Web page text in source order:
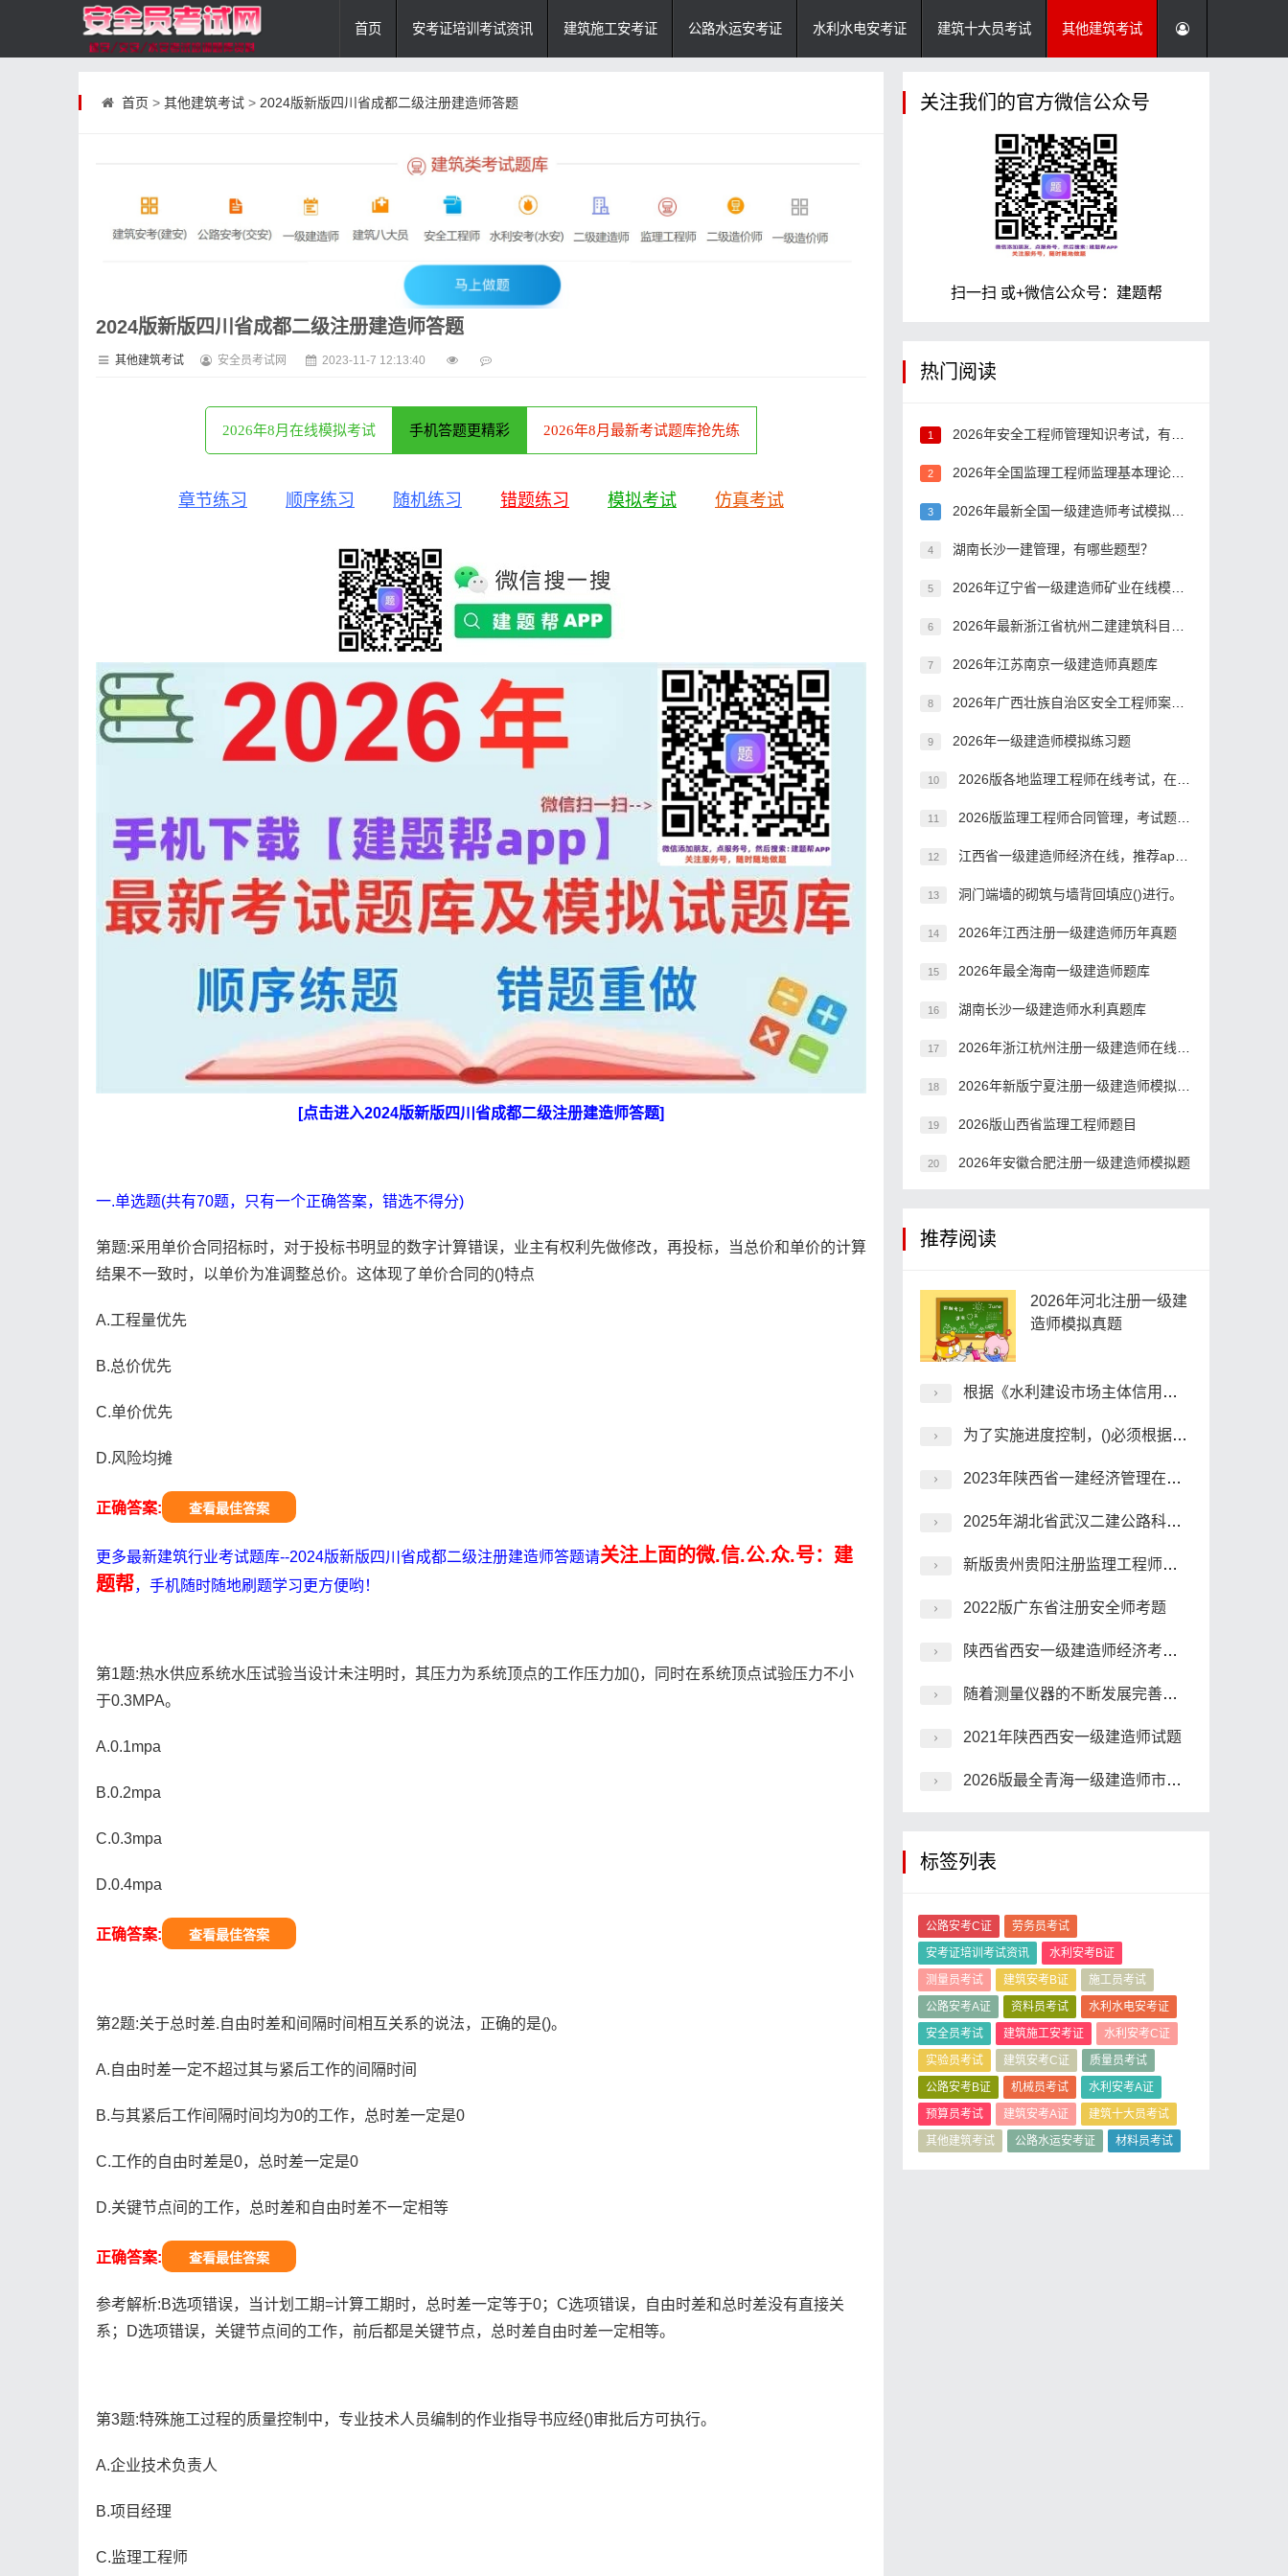
首页 安考证培训考试资讯 建筑施工安考证 公路水运安考证 水利水电安考证 建筑十大员考试 其他建筑考试
首页 > 其他建筑考试> 2024版新版四川省成都二级注册建造师答题
2024版新版四川省成都二级注册建造师答题
其他建筑考试 安全员考试网 2023-11-7 12:13:40
2026年8月在线模拟考试 手机答题更精彩 2026年8月最新考试题库抢先练
章节练习 顺序练习 随机练习 错题练习 模拟考试 仿真考试
[点击进入2024版新版四川省成都二级注册建造师答题]
一.单选题(共有70题，只有一个正确答案，错选不得分)
第题:采用单价合同招标时，对于投标书明显的数字计算错误，业主有权利先做修改，再投标，当总价和单价的计算
结果不一致时，以单价为准调整总价。这体现了单价合同的()特点
A.工程量优先
B.总价优先
C.单价优先
D.风险均摊
正确答案: 查看最佳答案
更多最新建筑行业考试题库--2024版新版四川省成都二级注册建造师答题请关注上面的微.信.公.众.号：建
题帮，手机随时随地刷题学习更方便哟！
第1题:热水供应系统水压试验当设计未注明时，其压力为系统顶点的工作压力加()，同时在系统顶点试验压力不小
于0.3MPA。
A.0.1mpa
B.0.2mpa
C.0.3mpa
D.0.4mpa
正确答案: 查看最佳答案
第2题:关于总时差.自由时差和间隔时间相互关系的说法，正确的是()。
A.自由时差一定不超过其与紧后工作的间隔时间
B.与其紧后工作间隔时间均为0的工作，总时差一定是0
C.工作的自由时差是0，总时差一定是0
D.关键节点间的工作，总时差和自由时差不一定相等
正确答案: 查看最佳答案
参考解析:B选项错误，当计划工期=计算工期时，总时差一定等于0；C选项错误，自由时差和总时差没有直接关
系；D选项错误，关键节点间的工作，前后都是关键节点，总时差自由时差一定相等。
第3题:特殊施工过程的质量控制中，专业技术人员编制的作业指导书应经()审批后方可执行。
A.企业技术负责人
B.项目经理
C.监理工程师
关注我们的官方微信公众号
扫一扫 或+微信公众号：建题帮
热门阅读
1 2026年安全工程师管理知识考试，有哪些题型？
2 2026年全国监理工程师监理基本理论与相关法规考核考前练习题
3 2026年最新全国一级建造师考试模拟习题
4 湖南长沙一建管理，有哪些题型？
5 2026年辽宁省一级建造师矿业在线模拟考试，有哪些题型？
6 2026年最新浙江省杭州二建建筑科目模拟习题
7 2026年江苏南京一级建造师真题库
8 2026年广西壮族自治区安全工程师案例分析模拟真题
9 2026年一级建造师模拟练习题
10 2026版各地监理工程师在线考试，在哪里刷题
11 2026版监理工程师合同管理，考试题库答案推荐
12 江西省一级建造师经济在线，推荐app哪个好？
13 洞门端墙的砌筑与墙背回填应()进行。
14 2026年江西注册一级建造师历年真题
15 2026年最全海南一级建造师题库
16 湖南长沙一级建造师水利真题库
17 2026年浙江杭州注册一级建造师在线模拟考试模拟试题
18 2026年新版宁夏注册一级建造师模拟真题
19 2026版山西省监理工程师题目
20 2026年安徽合肥注册一级建造师模拟题
推荐阅读
2026年河北注册一级建
造师模拟真题
根据《水利建设市场主体信用评价暂行办法》(中水协[2009]39号)，水利建设市场主体信用等级中，A级表示信用()。
为了实施进度控制，()必须根据建设工程的具体情况，认真制定进度控制措施，以确保建设工程进度控制目标的实现。
2023年陕西省一建经济管理在线测试历年题库
2025年湖北省武汉二建公路科目科目考前练习题
新版贵州贵阳注册监理工程师在线模拟试题
2022版广东省注册安全师考题
陕西省西安一级建造师经济考试，适用范围有哪些？
随着测量仪器的不断发展完善，先进的井下控制测量导线包括()。
2021年陕西西安一级建造师试题
2026版最全青海一级建造师市政模拟试题
标签列表
公路安考C证
劳务员考试
安考证培训考试资讯
水利安考B证
测量员考试
建筑安考B证
施工员考试
公路安考A证
资料员考试
水利水电安考证
安全员考试
建筑施工安考证
水利安考C证
实验员考试
建筑安考C证
质量员考试
公路安考B证
机械员考试
水利安考A证
预算员考试
建筑安考A证
建筑十大员考试
其他建筑考试
公路水运安考证 材料员考试